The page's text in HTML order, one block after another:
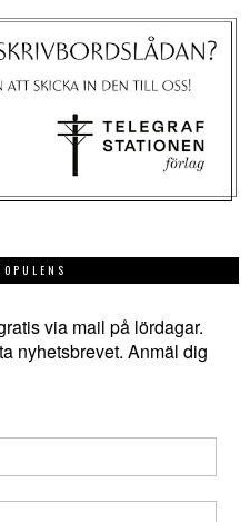
via mail på lördagar.
nyhetsbrevet. Anmäl dig